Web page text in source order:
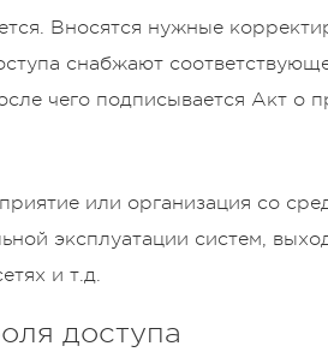
Вносятся нужные
снабжают
чего подписывается Акт о
или организация со
эксплуатации систем,
и т.д.
доступа